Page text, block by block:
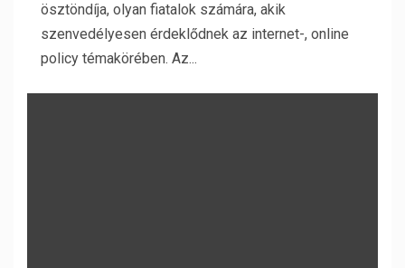
ösztöndíja, olyan fiatalok számára, akik
szenvedélyesen érdeklődnek az internet-, online
policy témakörében. Az...